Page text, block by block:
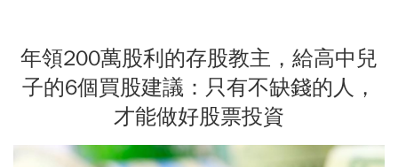
年領200萬股利的存股教主，給高中兒
子的6個買股建議：只有不缺錢的人，
才能做好股票投資